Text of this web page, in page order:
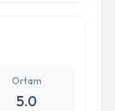
Ortam
5.0